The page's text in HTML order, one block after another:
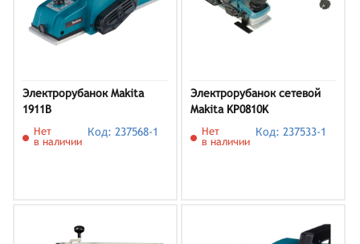
Электрорубанок Makita
1911B
Нет
в наличии
Код: 237568-1
Электрорубанок сетевой
Makita KP0810K
Нет
в наличии
Код: 237533-1